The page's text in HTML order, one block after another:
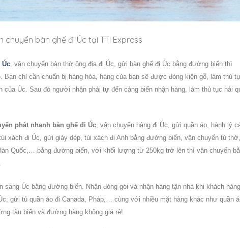
bàn ghế đi Úc tại TTI Express
Úc , vận chuyển bàn thờ ông địa đi Úc , gửi bàn ghế đi Úc bằng đường biển thì
Bạn chỉ cần chuẩn bị hàng hóa, hàng của bạn sẽ được đóng kiện gỗ, làm thủ
của Úc . Sau đó người nhận phải tự đến cảng biển nhận hàng, làm thủ tục hải
phát nhanh bàn ghế đi Úc, vận chuyển hàng đi Úc, gửi quần áo, hành lý
xách đi Úc, gửi giày dép, túi xách đi Anh bằng đường biển, vận chuyển tủ thờ,
Quốc,… bằng đường biển, với khối lượng từ 250kg trở lên thì vân chuyển
sang Úc bằng đường biển. Nhận đóng gói và nhận hàng tận nhà khi khách
, gửi tủ quần áo đi Canada, Pháp,… cùng với nhiều mặt hàng khác như quần
tàu biển và đường hàng không giá rẻ!